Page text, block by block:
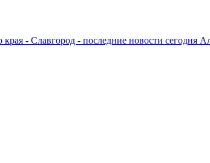
- Славгород - последние новости сегодня